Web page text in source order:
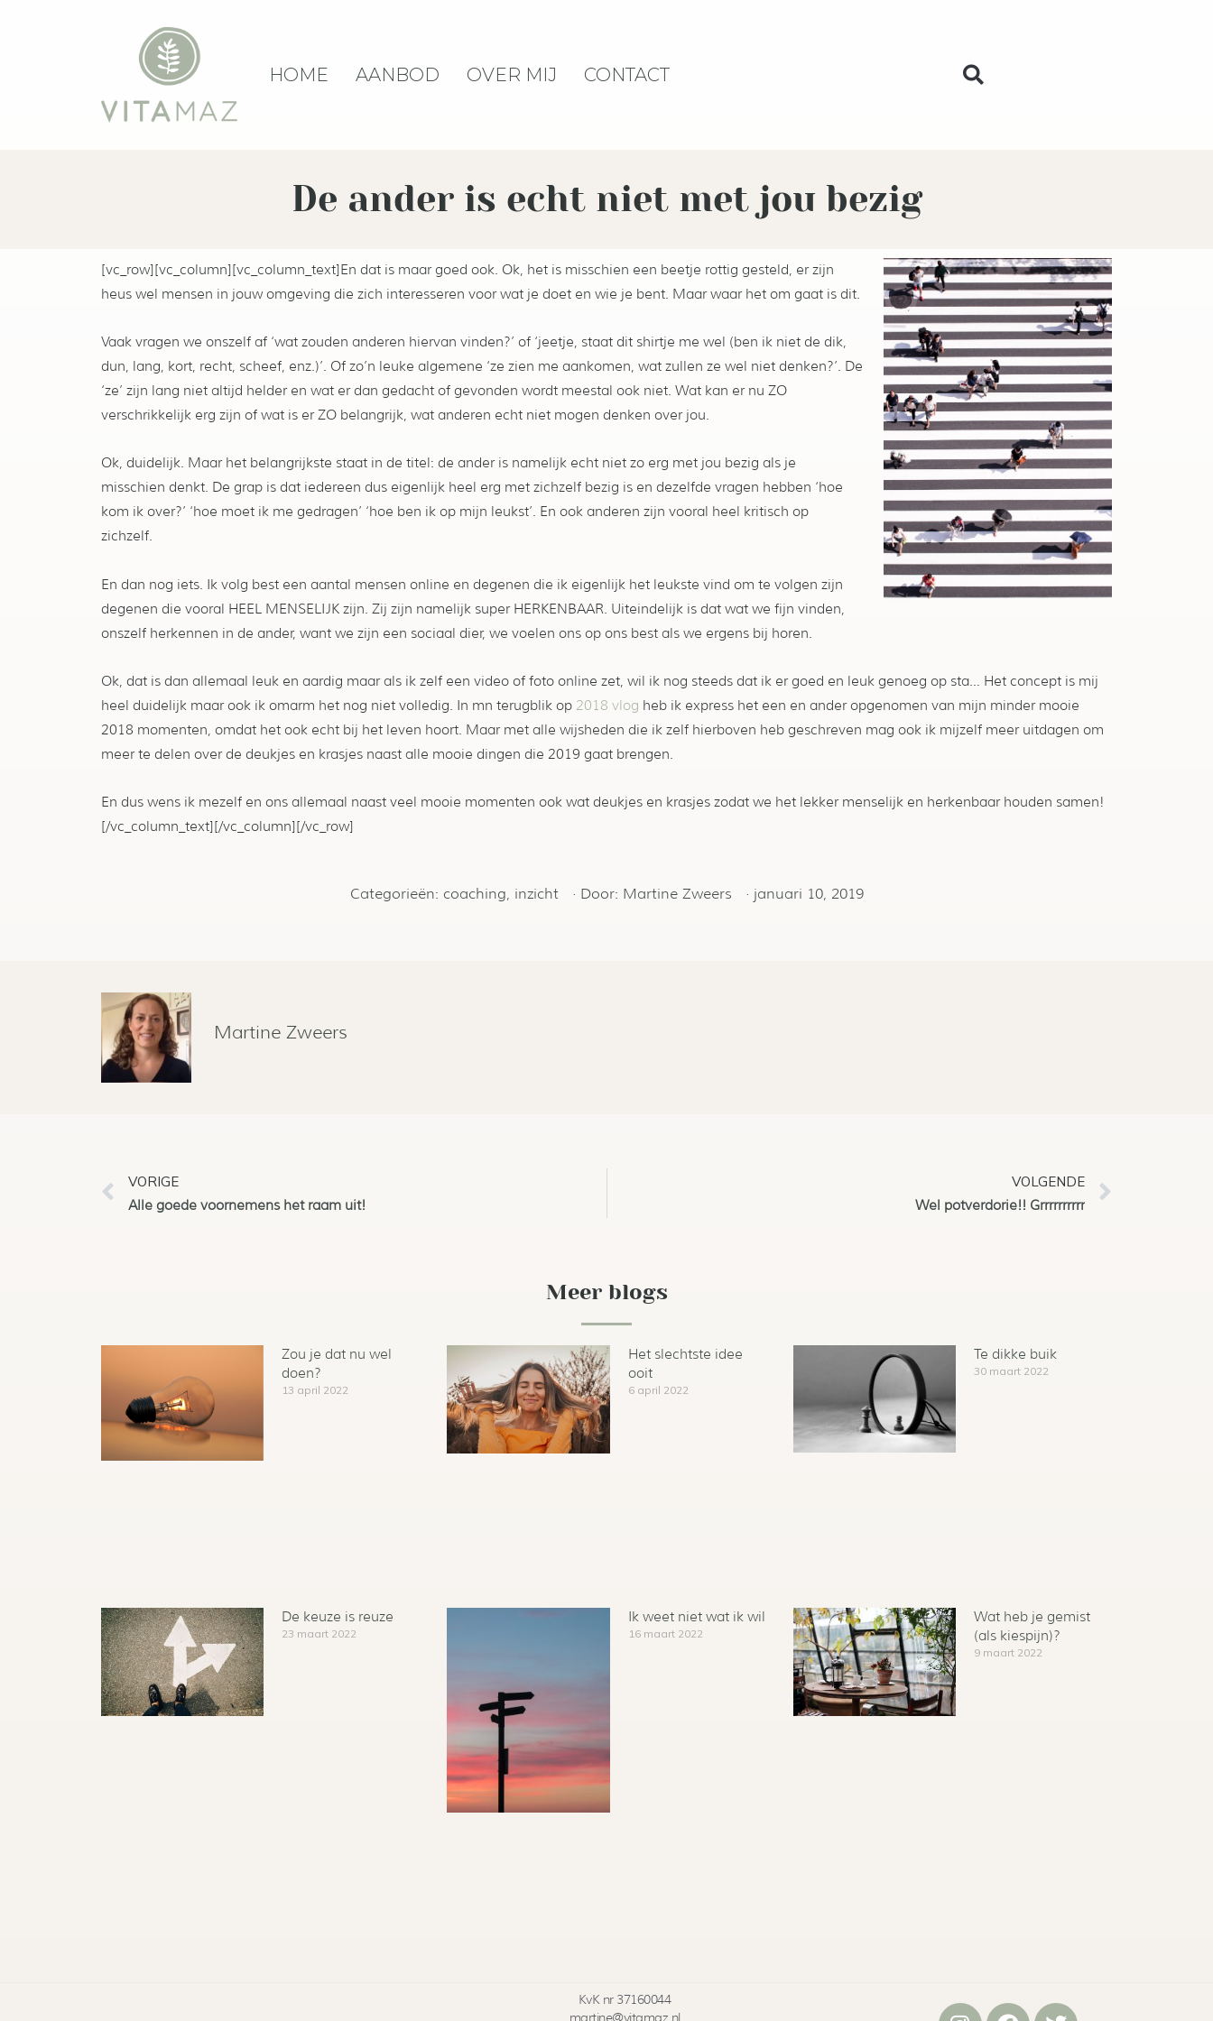
HOME AANBOD OVER MIJ CONTACT
De ander is echt niet met jou bezig
[vc_row][vc_column][vc_column_text]En dat is maar goed ook. Ok, het is misschien een beetje rottig gesteld, er zijn
heus wel mensen in jouw omgeving die zich interesseren voor wat je doet en wie je bent. Maar waar het om gaat is dit.
Vaak vragen we onszelf af ‘wat zouden anderen hiervan vinden?’ of ‘jeetje, staat dit shirtje me wel (ben ik niet de dik,
dun, lang, kort, recht, scheef, enz.)’. Of zo’n leuke algemene ‘ze zien me aankomen, wat zullen ze wel niet denken?’. De
‘ze’ zijn lang niet altijd helder en wat er dan gedacht of gevonden wordt meestal ook niet. Wat kan er nu ZO
verschrikkelijk erg zijn of wat is er ZO belangrijk, wat anderen echt niet mogen denken over jou.
Ok, duidelijk. Maar het belangrijkste staat in de titel: de ander is namelijk echt niet zo erg met jou bezig als je
misschien denkt. De grap is dat iedereen dus eigenlijk heel erg met zichzelf bezig is en dezelfde vragen hebben ‘hoe
kom ik over?’ ‘hoe moet ik me gedragen’ ‘hoe ben ik op mijn leukst’. En ook anderen zijn vooral heel kritisch op
zichzelf.
En dan nog iets. Ik volg best een aantal mensen online en degenen die ik eigenlijk het leukste vind om te volgen zijn
degenen die vooral HEEL MENSELIJK zijn. Zij zijn namelijk super HERKENBAAR. Uiteindelijk is dat wat we fijn vinden,
onszelf herkennen in de ander, want we zijn een sociaal dier, we voelen ons op ons best als we ergens bij horen.
Ok, dat is dan allemaal leuk en aardig maar als ik zelf een video of foto online zet, wil ik nog steeds dat ik er goed en leuk genoeg op sta… Het concept is mij
heel duidelijk maar ook ik omarm het nog niet volledig. In mn terugblik op 2018 vlog heb ik express het een en ander opgenomen van mijn minder mooie
2018 momenten, omdat het ook echt bij het leven hoort. Maar met alle wijsheden die ik zelf hierboven heb geschreven mag ook ik mijzelf meer uitdagen om
meer te delen over de deukjes en krasjes naast alle mooie dingen die 2019 gaat brengen.
En dus wens ik mezelf en ons allemaal naast veel mooie momenten ook wat deukjes en krasjes zodat we het lekker menselijk en herkenbaar houden samen!
[/vc_column_text][/vc_column][/vc_row]
Categorieën: coaching, inzicht · Door: Martine Zweers · januari 10, 2019
Martine Zweers
VORIGE
Alle goede voornemens het raam uit!
VOLGENDE
Wel potverdorie!! Grrrrrrrrrr
Meer blogs
Zou je dat nu wel
doen?
13 april 2022
Het slechtste idee
ooit
6 april 2022
Te dikke buik
30 maart 2022
De keuze is reuze
23 maart 2022
Ik weet niet wat ik wil
16 maart 2022
Wat heb je gemist
(als kiespijn)?
9 maart 2022
KvK nr 37160044
martine@vitamaz.nl